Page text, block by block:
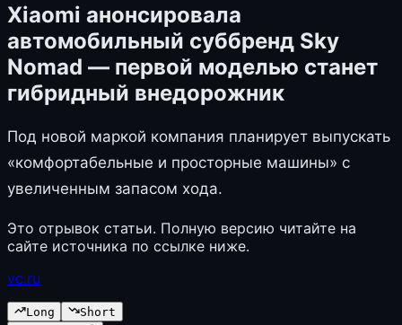
Xiaomi анонсировала
автомобильный суббренд Sky
Nomad — первой моделью станет
гибридный внедорожник
Под новой маркой компания планирует выпускать
«комфортабельные и просторные машины» с
увеличенным запасом хода.
Это отрывок статьи. Полную версию читайте на
сайте источника по ссылке ниже.
vc.ru
Long
Short